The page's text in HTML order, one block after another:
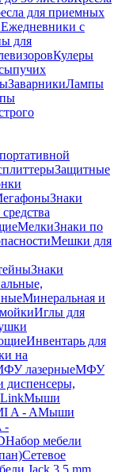
для приемных
Ежедневники с
для
Кулеры
ЗаварникиЛампы
Защитные
Знаки
МелкиЗнаки по
Мешки для
Знаки
Минеральная и
Иглы для
Инвентарь для
на
лазерныеМФУ
Мыши
A - AМыши
-
Набор мебели
Сетевое
Jack 3.5 mm